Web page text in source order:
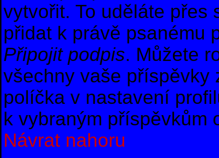
vytvořit. To uděláte přes
přidat k právě psanému
Připojit podpis. Můžete
všechny vaše příspěvky
políčka v nastavení
k vybraným příspěvkům
Návrat nahoru